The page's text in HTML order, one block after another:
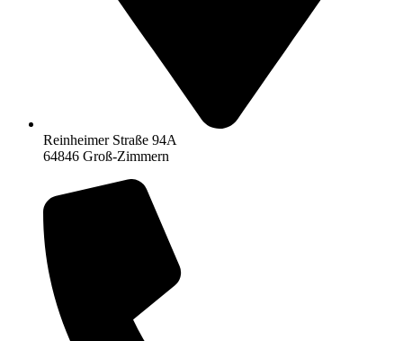
Reinheimer Straße 94A
64846 Groß-Zimmern